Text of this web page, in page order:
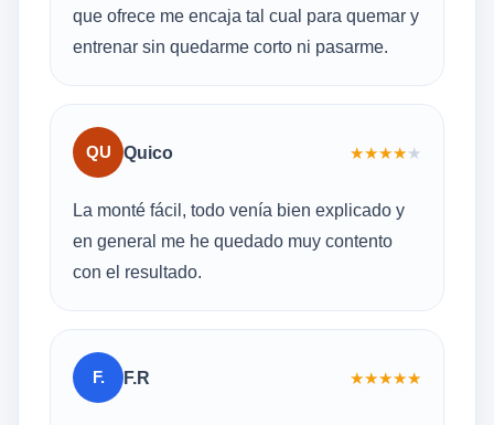
que ofrece me encaja tal cual para quemar y
entrenar sin quedarme corto ni pasarme.
QU Quico ★★★★★
La monté fácil, todo venía bien explicado y
en general me he quedado muy contento
con el resultado.
F. F.R ★★★★★